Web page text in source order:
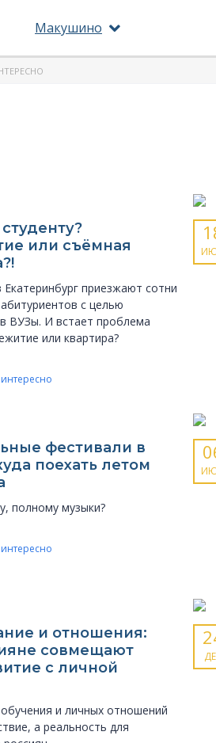
Макушино
или съёмная
приезжают сотни
с целью
ВУЗы. И встает проблема
или квартира?
фести­вали в
поехать летом
полному музыки?
и отношения:
совмещают
с личной
и личных отношений
а реальность для